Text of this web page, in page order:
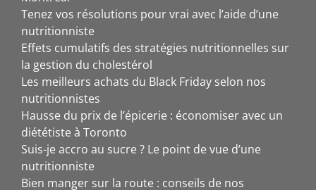
Tenez vos résolutions pour vrai avec l’aide d’une
nutritionniste
Effets cumulatifs des stratégies nutritionnelles sur
la gestion du cholestérol
Les meilleurs achats du Black Friday selon nos
nutritionnistes
Hausse du prix de l’épicerie : économiser avec un
diététiste à Toronto
Suis-je accro au sucre ? Le point de vue d’une
nutritionniste
Bien manger sur la route : conseils de nos